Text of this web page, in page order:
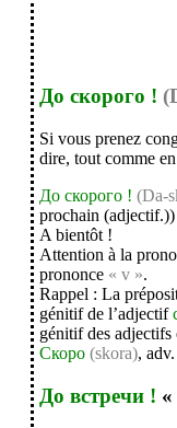
До скорого !
Si vous prenez
dire, tout comme
До скорого ! (Da-
prochain (adjectif.))
A bientôt !
Attention à la
prononce « v ».
Rappel : La
génitif de l’adjectif
génitif des adjectifs
Скоро (skora),
До встречи !